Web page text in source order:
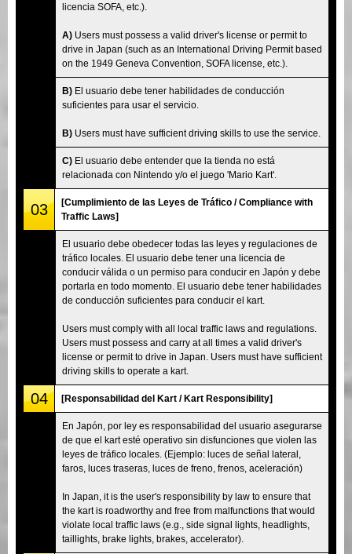
licencia SOFA, etc.).
A) Users must possess a valid driver's license or permit to
drive in Japan (such as an International Driving Permit based
on the 1949 Geneva Convention, SOFA license, etc.).
B) El usuario debe tener habilidades de conducción
suficientes para usar el servicio.
B) Users must have sufficient driving skills to use the service.
C) El usuario debe entender que la tienda no está
relacionada con Nintendo y/o el juego 'Mario Kart'.
03
[Cumplimiento de las Leyes de Tráfico / Compliance with
Traffic Laws]
El usuario debe obedecer todas las leyes y regulaciones de
tráfico locales. El usuario debe tener una licencia de
conducir válida o un permiso para conducir en Japón y debe
portarla en todo momento. El usuario debe tener habilidades
de conducción suficientes para conducir el kart.
Users must comply with all local traffic laws and regulations.
Users must possess and carry at all times a valid driver's
license or permit to drive in Japan. Users must have sufficient
driving skills to operate a kart.
04 [Responsabilidad del Kart / Kart Responsibility]
En Japón, por ley es responsabilidad del usuario asegurarse
de que el kart esté operativo sin disfunciones que violen las
leyes de tráfico locales. (Ejemplo: luces de señal lateral,
faros, luces traseras, luces de freno, frenos, aceleración)
In Japan, it is the user's responsibility by law to ensure that
the kart is roadworthy and free from malfunctions that would
violate local traffic laws (e.g., side signal lights, headlights,
taillights, brake lights, brakes, accelerator).